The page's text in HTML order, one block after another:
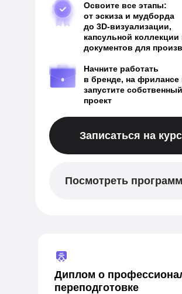
Начните работать
в бренде, на фрилансе
запустите собственный
проект
Освоите все этапы:
от эскиза и мудборда
до 3D‑визуализации,
капсульной коллекции
документов для
Записаться на курс
Посмотреть
Диплом о
переподготовке